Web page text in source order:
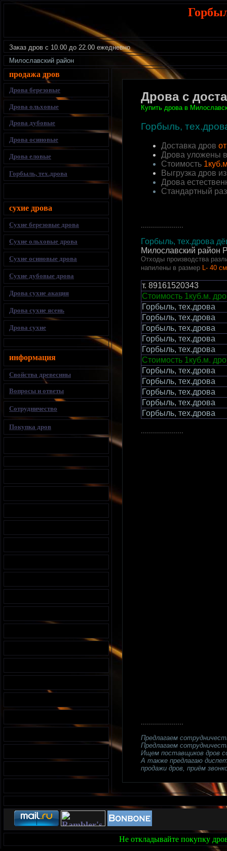
Заказ дров с 10.00 до 22.00 ежедневно
Милославский район
продажа дров
Дрова с
Купить дрова в
Горбыль,
Доставка дров
Дрова уложены
Стоимость
Выгрузка дров
Дрова
Стандартный
.....................
Горбыль, тех.дрова
Милославский район
Отходы производства
напилены в размер L- 40
т. 89161520343
Стоимость 1куб.м.
Горбыль, тех.дрова
Горбыль, тех.дрова
Горбыль, тех.дрова
Горбыль, тех.дрова
Горбыль, тех.дрова
Стоимость 1куб.м.
Горбыль, тех.дрова
Горбыль, тех.дрова
Горбыль, тех.дрова
Горбыль, тех.дрова
Горбыль, тех.дрова
.....................
.....................
Предлагаем
Предлагаем
Ищем поставщиков дров
А также предлагаю
продажи дров, приём
Дрова березовые
Дрова ольховые
Дрова дубовые
Дрова осиновые
Дрова еловые
Горбыль, тех.дрова
сухие дрова
Сухие березовые дрова
Сухие ольховые дрова
Сухие осиновые дрова
Сухие дубовые дрова
Дрова сухие акация
Дрова сухие ясень
Дрова сухие
информация
Свойства древесины
Вопросы и ответы
Сотрудничество
Покупка дров
Не откладывайте покупку